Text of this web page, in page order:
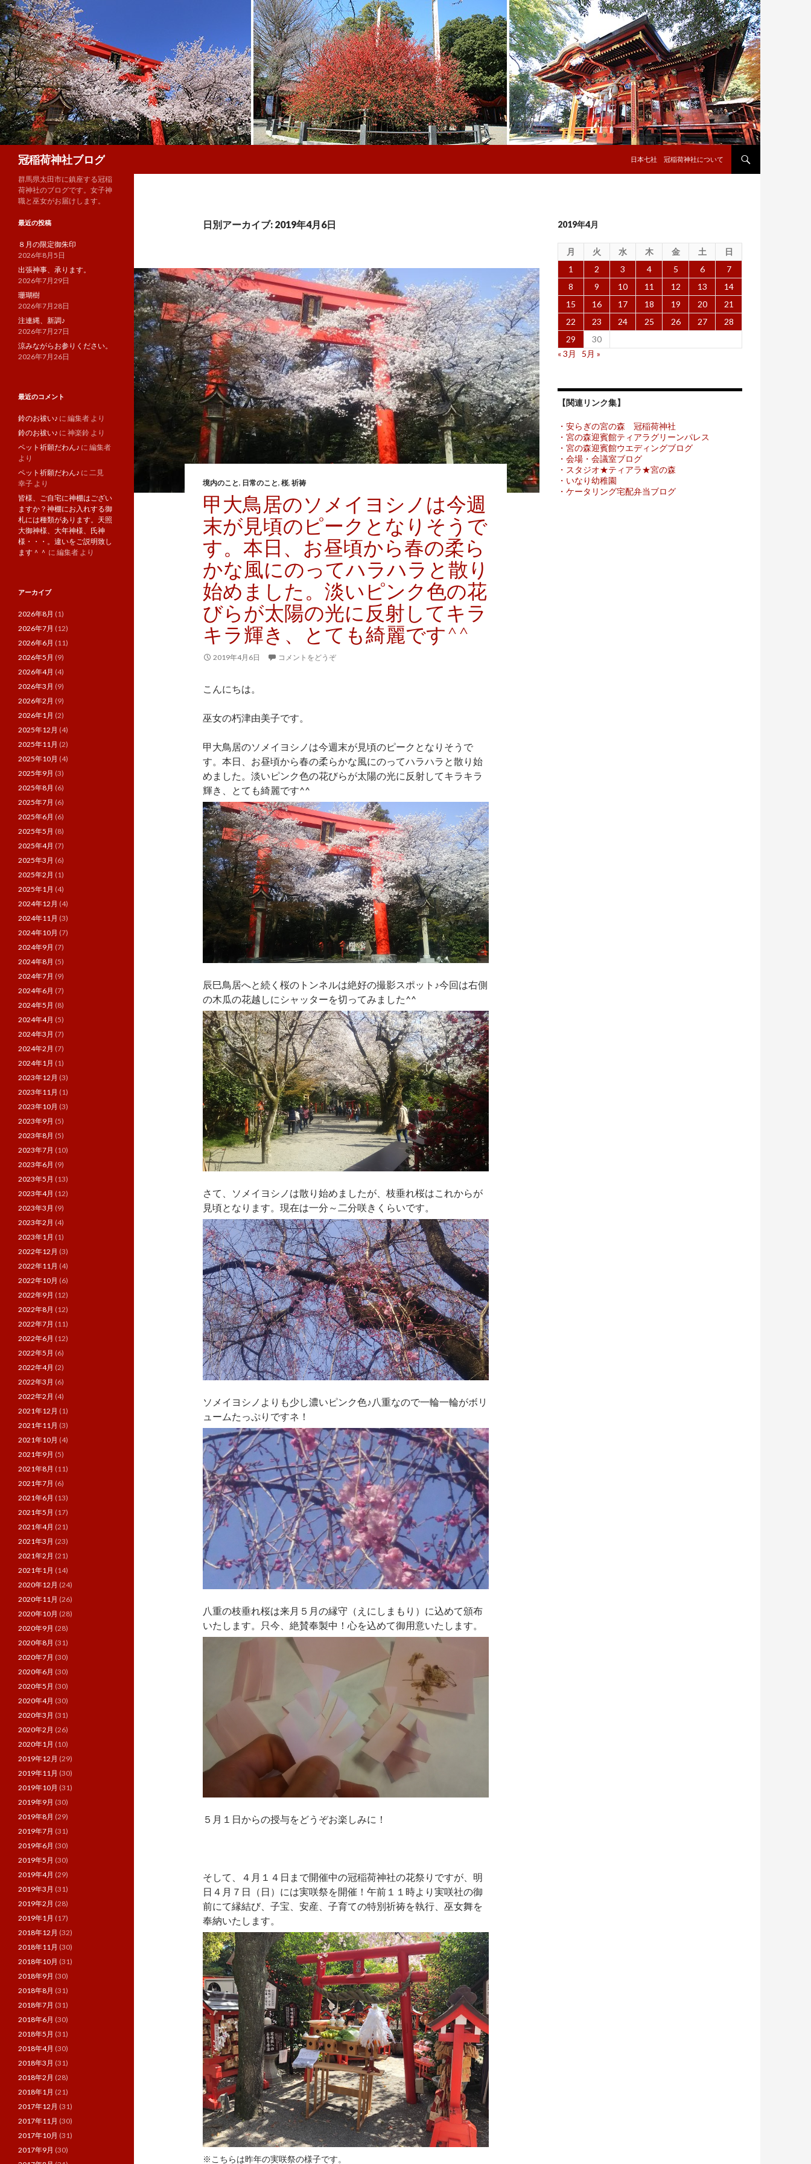
冠稲荷神社ブログ
日本七社 冠稲荷神社について
日別アーカイブ: 2019年4月6日
境内のこと, 日常のこと, 桜, 祈祷
甲大鳥居のソメイヨシノは今週
末が見頃のピークとなりそうで
す。本日、お昼頃から春の柔ら
かな風にのってハラハラと散り
始めました。淡いピンク色の花
びらが太陽の光に反射してキラ
キラ輝き、とても綺麗です^^
2019年4月6日 コメントをどうぞ
こんにちは。
巫女の朽津由美子です。
甲大鳥居のソメイヨシノは今週末が見頃のピークとなりそうで
す。本日、お昼頃から春の柔らかな風にのってハラハラと散り始
めました。淡いピンク色の花びらが太陽の光に反射してキラキラ
輝き、とても綺麗です^^
辰巳鳥居へと続く桜のトンネルは絶好の撮影スポット♪今回は右側
の木瓜の花越しにシャッターを切ってみました^^
さて、ソメイヨシノは散り始めましたが、枝垂れ桜はこれからが
見頃となります。現在は一分～二分咲きくらいです。
ソメイヨシノよりも少し濃いピンク色♪八重なので一輪一輪がボリ
ュームたっぷりですネ！
八重の枝垂れ桜は来月５月の縁守（えにしまもり）に込めて頒布
いたします。只今、絶賛奉製中！心を込めて御用意いたします。
５月１日からの授与をどうぞお楽しみに！
そして、４月１４日まで開催中の冠稲荷神社の花祭りですが、明
日４月７日（日）には実咲祭を開催！午前１１時より実咲社の御
前にて縁結び、子宝、安産、子育ての特別祈祷を執行、巫女舞を
奉納いたします。
※こちらは昨年の実咲祭の様子です。
2019年4月
月 火 水 木 金 土
日
1
2 3 4 5 6
7
8
9 10 11 12 13
14
15
16 17 18 19 20
21
22
23 24 25 26 27
28
29
30
« 3月
5月 »
【関連リンク集】
・安らぎの宮の森 冠稲荷神社
・宮の森迎賓館ティアラグリーンパレス
・宮の森迎賓館ウエディングブログ
・会場・会議室ブログ
・スタジオ★ティアラ★宮の森
・いなり幼稚園
・ケータリング宅配弁当ブログ
群馬県太田市に鎮座する冠稲
荷神社のブログです。女子神
職と巫女がお届けします。
最近の投稿
８月の限定御朱印
2026年8月5日
出張神事、承ります。
2026年7月29日
珊瑚樹
2026年7月28日
注連縄、新調♪
2026年7月27日
涼みながらお参りください。
2026年7月26日
最近のコメント
鈴のお祓い♪ に 編集者 より
鈴のお祓い♪ に 神楽鈴 より
ペット祈願だわん♪ に 編集者
より
ペット祈願だわん♪ に 二見
幸子 より
皆様、ご自宅に神棚はござい
ますか？神棚にお入れする御
札には種類があります。天照
大御神様、大年神様、氏神
様・・・。違いをご説明致し
ます＾＾ に 編集者 より
アーカイブ
2026年8月 (1)
2026年7月 (12)
2026年6月 (11)
2026年5月 (9)
2026年4月 (4)
2026年3月 (9)
2026年2月 (9)
2026年1月 (2)
2025年12月 (4)
2025年11月 (2)
2025年10月 (4)
2025年9月 (3)
2025年8月 (6)
2025年7月 (6)
2025年6月 (6)
2025年5月 (8)
2025年4月 (7)
2025年3月 (6)
2025年2月 (1)
2025年1月 (4)
2024年12月 (4)
2024年11月 (3)
2024年10月 (7)
2024年9月 (7)
2024年8月 (5)
2024年7月 (9)
2024年6月 (7)
2024年5月 (8)
2024年4月 (5)
2024年3月 (7)
2024年2月 (7)
2024年1月 (1)
2023年12月 (3)
2023年11月 (1)
2023年10月 (3)
2023年9月 (5)
2023年8月 (5)
2023年7月 (10)
2023年6月 (9)
2023年5月 (13)
2023年4月 (12)
2023年3月 (9)
2023年2月 (4)
2023年1月 (1)
2022年12月 (3)
2022年11月 (4)
2022年10月 (6)
2022年9月 (12)
2022年8月 (12)
2022年7月 (11)
2022年6月 (12)
2022年5月 (6)
2022年4月 (2)
2022年3月 (6)
2022年2月 (4)
2021年12月 (1)
2021年11月 (3)
2021年10月 (4)
2021年9月 (5)
2021年8月 (11)
2021年7月 (6)
2021年6月 (13)
2021年5月 (17)
2021年4月 (21)
2021年3月 (23)
2021年2月 (21)
2021年1月 (14)
2020年12月 (24)
2020年11月 (26)
2020年10月 (28)
2020年9月 (28)
2020年8月 (31)
2020年7月 (30)
2020年6月 (30)
2020年5月 (30)
2020年4月 (30)
2020年3月 (31)
2020年2月 (26)
2020年1月 (10)
2019年12月 (29)
2019年11月 (30)
2019年10月 (31)
2019年9月 (30)
2019年8月 (29)
2019年7月 (31)
2019年6月 (30)
2019年5月 (30)
2019年4月 (29)
2019年3月 (31)
2019年2月 (28)
2019年1月 (17)
2018年12月 (32)
2018年11月 (30)
2018年10月 (31)
2018年9月 (30)
2018年8月 (31)
2018年7月 (31)
2018年6月 (30)
2018年5月 (31)
2018年4月 (30)
2018年3月 (31)
2018年2月 (28)
2018年1月 (21)
2017年12月 (31)
2017年11月 (30)
2017年10月 (31)
2017年9月 (30)